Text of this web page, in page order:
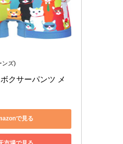
ンズ)
クサーパンツ メ
で見る